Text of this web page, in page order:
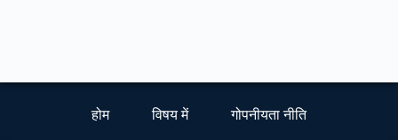
होम विषय में गोपनीयता नीति